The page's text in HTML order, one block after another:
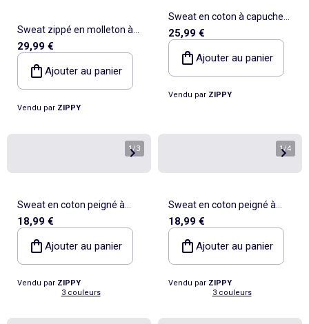
Sweat zippé en molleton à
capuche avec motif floral
29,99 €
Ajouter au panier
Vendu par ZIPPY
Sweat en coton à capuche
avec imprimé cœur
25,99 €
Ajouter au panier
Vendu par ZIPPY
1/3
Sweat en coton peigné à
capuche et imprimé floral
18,99 €
Ajouter au panier
Vendu par ZIPPY
3 couleurs
1/4
Sweat en coton peigné à
capuche et imprimé floral
18,99 €
Ajouter au panier
Vendu par ZIPPY
3 couleurs